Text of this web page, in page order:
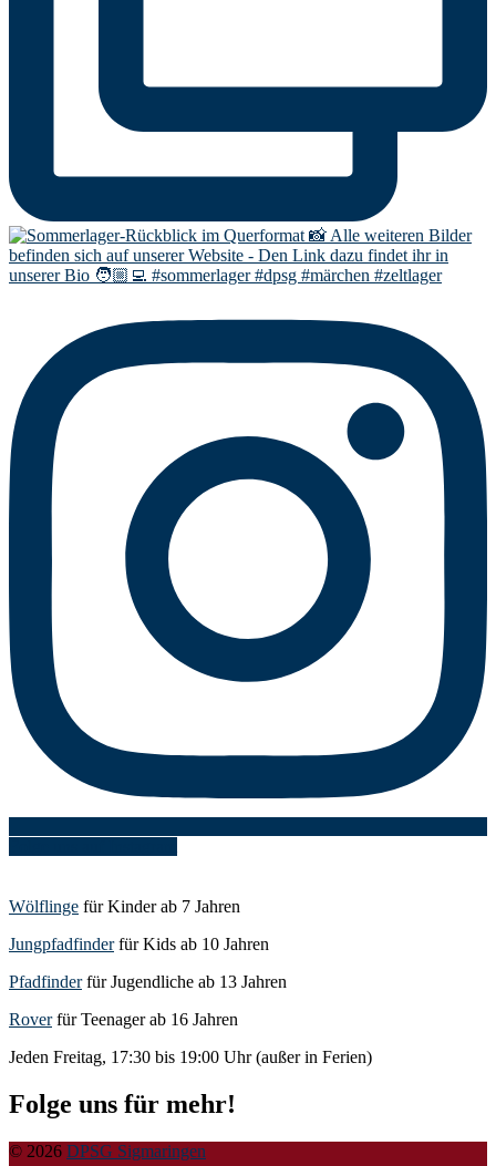
Wölflinge für Kinder ab 7 Jahren
Jungpfadfinderfür Kids ab 10 Jahren
Pfadfinderfür Jugendliche ab 13 Jahren
Roverfür Teenager ab 16 Jahren
Jeden Freitag, 17:30 bis 19:00 Uhr (außer in Ferien)
Folge uns für mehr!
© 2026 DPSG Sigmaringen